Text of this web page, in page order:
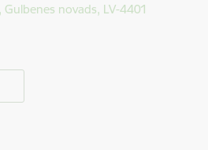
novads, LV-4401